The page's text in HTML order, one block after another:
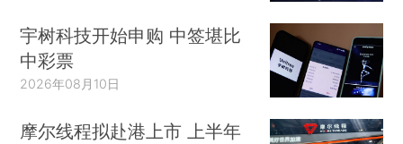
宇树科技开始申购 中签堪比
中彩票
2026年08月10日
摩尔线程拟赴港上市 上半年